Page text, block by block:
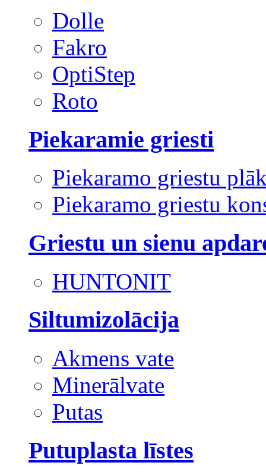
Dolle
Fakro
OptiStep
Roto
Piekaramie griesti
Piekaramo griestu
Piekaramo griestu
Griestu un sienu
HUNTONIT
Siltumizolācija
Akmens vate
Minerālvate
Putas
Putuplasta līstes